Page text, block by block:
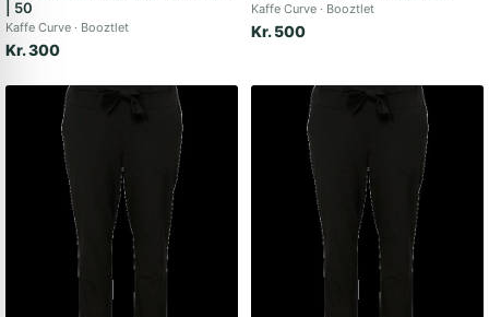
| 50
Kaffe Curve Booztlet
Kr. 300
Kaffe Curve Booztlet
Kr. 500